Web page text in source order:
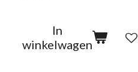
In
winkelwagen